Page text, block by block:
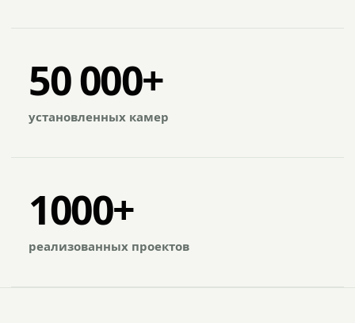
50 000+
установленных камер
1000+
реализованных проектов